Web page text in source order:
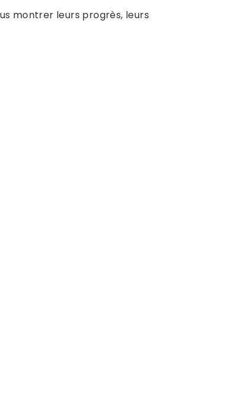
montrer leurs progrès, leurs